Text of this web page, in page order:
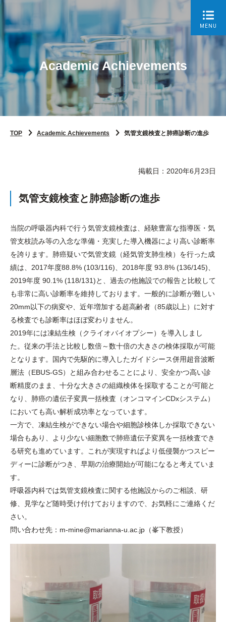
MENU
Academic Achievements
TOP Academic Achievements 気管支鏡検査と肺癌診断の進歩
掲載日：2020年6月23日
気管支鏡検査と肺癌診断の進歩
当院の呼吸器内科で行う気管支鏡検査は、経験豊富な指導医・気
管支枝読み等の入念な準備・充実した導入機器により高い診断率
を誇ります。肺癌疑いで気管支鏡（経気管支肺生検）を行った成
績は、2017年度88.8% (103/116)、2018年度 93.8% (136/145)、
2019年度 90.1% (118/131)と、過去の他施設での報告と比較して
も非常に高い診断率を維持しております。一般的に診断が難しい
20mm以下の病変や、近年増加する超高齢者（85歳以上）に対す
る検査でも診断率はほぼ変わりません。
2019年には凍結生検（クライオバイオプシー）を導入しまし
た。従来の手法と比較し数倍～数十倍の大きさの検体採取が可能
となります。国内で先駆的に導入したガイドシース併用超音波断
層法（EBUS-GS）と組み合わせることにより、安全かつ高い診
断精度のまま、十分な大きさの組織検体を採取することが可能と
なり、肺癌の遺伝子変異一括検査（オンコマインCDxシステム）
においても高い解析成功率となっています。
一方で、凍結生検ができない場合や細胞診検体しか採取できない
場合もあり、より少ない細胞数で肺癌遺伝子変異を一括検査でき
る研究も進めています。これが実現すればより低侵襲かつスピー
ディーに診断がつき、早期の治療開始が可能になると考えていま
す。
呼吸器内科では気管支鏡検査に関する他施設からのご相談、研
修、見学など随時受け付けておりますので、お気軽にご連絡くだ
さい。
問い合わせ先：m-mine@marianna-u.ac.jp（峯下教授）